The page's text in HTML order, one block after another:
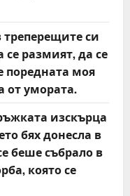
треперещите си
размият, да се
поредната моя
от умората.
изскърца
бях донесла в
беше събрало в
която се